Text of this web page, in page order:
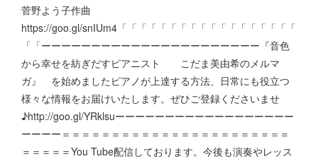
菅野よう子作曲
https://goo.gl/snIUm4「「「「「「「「「「「「「「「「「「
「「ーーーーーーーーーーーーーーーーーーーーーー『音色
から幸せを紡ぎだすピアニスト こだま美由希のメルマ
ガ』 を始めましたピアノが上達する方法、日常にも役立つ
様々な情報をお届けいたします。ぜひご登録くださいませ
♪http://goo.gl/YRklsuーーーーーーーーーーーーーーーーーー
ーーーー＝＝＝＝＝＝＝＝＝＝＝＝＝＝＝＝＝＝＝＝＝＝＝
＝＝＝＝＝You Tube配信しております。今後も演奏やレッス